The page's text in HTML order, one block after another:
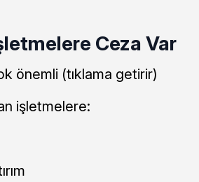
Ceza Var
önemli (tıklama getirir)
işletmelere: